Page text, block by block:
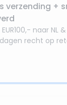
verzending +
naar NL &
dagen recht op